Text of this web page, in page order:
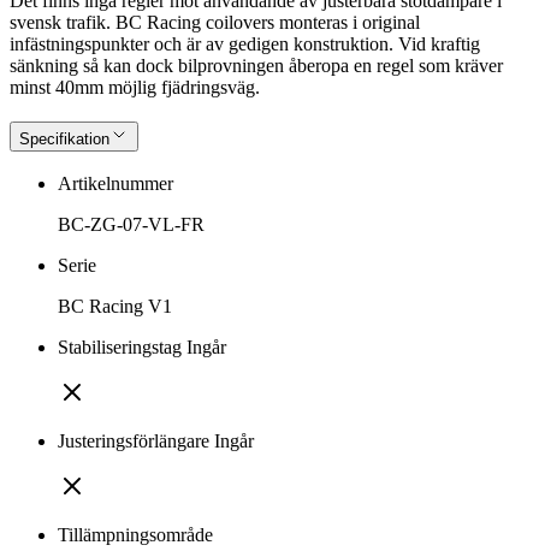
svensk trafik. BC Racing coilovers monteras i original
infästningspunkter och är av gedigen konstruktion. Vid kraftig
sänkning så kan dock bilprovningen åberopa en regel som kräver
minst 40mm möjlig fjädringsväg.
Specifikation
Artikelnummer
BC-ZG-07-VL-FR
Serie
BC Racing V1
Stabiliseringstag Ingår
Justeringsförlängare Ingår
Tillämpningsområde